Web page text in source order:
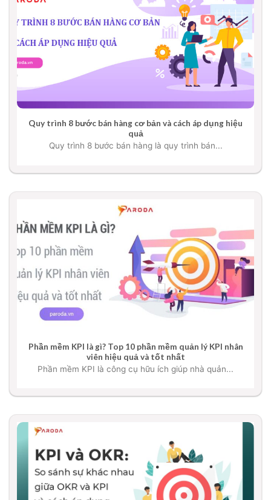
Quy trình 8 bước bán hàng cơ bản và cách áp dụng hiệu
quả
Quy trình 8 bước bán hàng là quy trình bán...
Phần mềm KPI là gì? Top 10 phần mềm quản lý KPI nhân
viên hiệu quả và tốt nhất
Phần mềm KPI là công cụ hữu ích giúp nhà quản...